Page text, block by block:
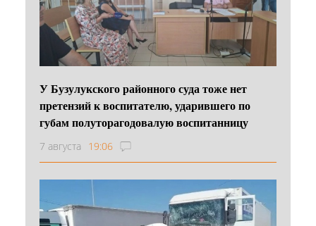
У Бузулукского районного суда тоже нет
претензий к воспитателю, ударившего по
губам полуторагодовалую воспитанницу
7 августа 19:06